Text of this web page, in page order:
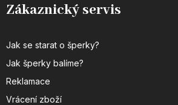
Zákaznický servis
Jak se starat o šperky?
Jak šperky balíme?
Reklamace
Vrácení zboží